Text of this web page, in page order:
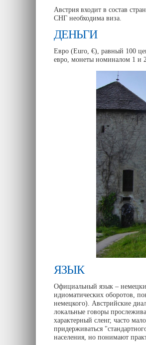
Австрия входит в состав
СНГ необходима виза.
ДЕНЬГИ
Евро (Euro, €), равный 100
евро, монеты номиналом 1 и
ЯЗЫК
Официальный язык –
идиоматических оборотов,
немецкого). Австрийские
локальные говоры
характерный сленг, часто
придерживаться
населения, но понимают